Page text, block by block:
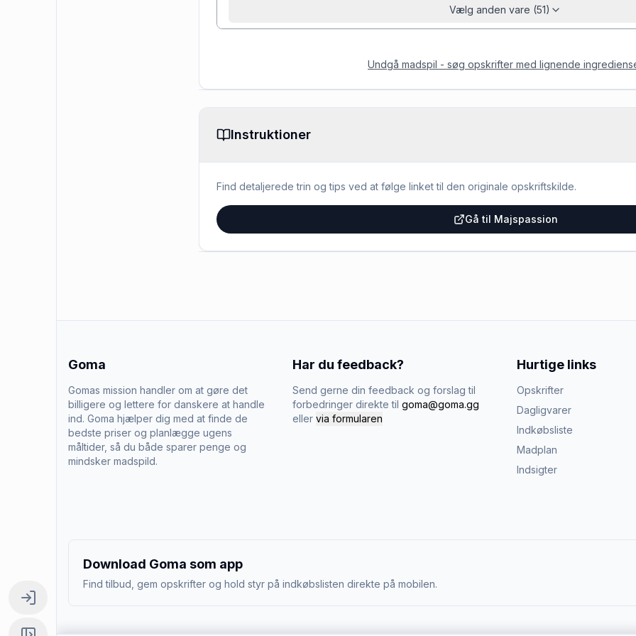
Log ind
Vælg anden vare (51)
Undgå madspil - søg opskrifter med lignende
Instruktioner
Find detaljerede trin og tips ved at følge linket til den originale opskriftskilde.
Gå til Majspassion
Goma
Gomas mission handler om at gøre det
billigere og lettere for danskere at handle
ind. Goma hjælper dig med at finde de
bedste priser og planlægge ugens
måltider, så du både sparer penge og
mindsker madspild.
Har du feedback?
Send gerne din feedback og forslag til
forbedringer direkte til goma@goma.gg
eller via formularen
Hurtige links
Opskrifter
Dagligvarer
Indkøbsliste
Madplan
Indsigter
Download Goma som app
Find tilbud, gem opskrifter og hold styr på indkøbslisten direkte på mobilen.